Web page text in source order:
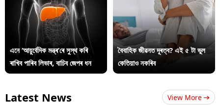
এনে ‘আয়ুৰ্বেদিক মন্ত্ৰ’ৰে সুস্থ কৰি
ৰাখিব পাৰিব লিভাৰ, বাচিব জেপৰ ধন
বৈবাহিক জীৱনত দূৰত্ব? এই ৫ টা ভুল
কেতিয়াও নকৰিব
Latest News View More